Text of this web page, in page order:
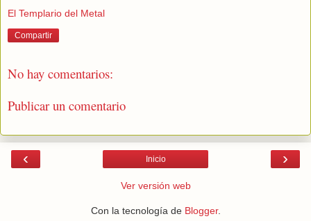
El Templario del Metal
Compartir
No hay comentarios:
Publicar un comentario
‹ ›
Inicio
Ver versión web
Con la tecnología de Blogger.